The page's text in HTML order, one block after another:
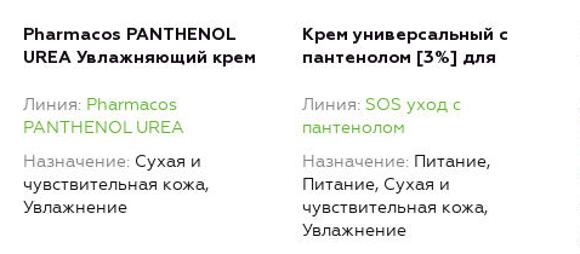
Pharmacos PANTHENOL
UREA Увлажняющий крем
сухой и атопичной кожи
Линия Pharmacos
PANTHENOL UREA
Назначение Сухая и
чувствительная кожа,
Увлажнение
Крем универсальный с
пантенолом [3%] для
Линия SOS уход с
пантенолом
Назначение Питание,
Питание, Сухая и
чувствительная кожа,
Увлажнение